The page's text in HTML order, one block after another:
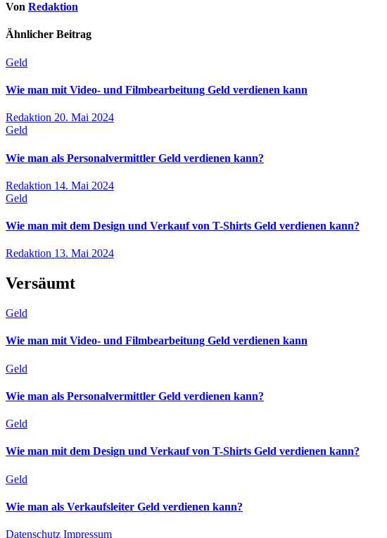
Von Redaktion
Ähnlicher Beitrag
Geld
Wie man mit Video- und Filmbearbeitung Geld verdienen kann
Redaktion 20. Mai 2024
Geld
Wie man als Personalvermittler Geld verdienen kann?
Redaktion 14. Mai 2024
Geld
Wie man mit dem Design und Verkauf von T-Shirts Geld verdienen kann?
Redaktion 13. Mai 2024
Versäumt
Geld
Wie man mit Video- und Filmbearbeitung Geld verdienen kann
Geld
Wie man als Personalvermittler Geld verdienen kann?
Geld
Wie man mit dem Design und Verkauf von T-Shirts Geld verdienen kann?
Geld
Wie man als Verkaufsleiter Geld verdienen kann?
Datenschutz Impressum